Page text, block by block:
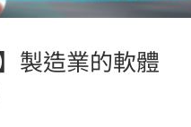
製造業的軟體